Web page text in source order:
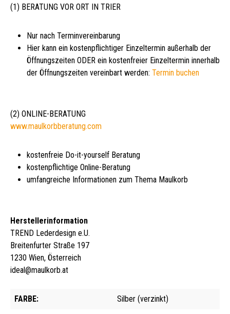
(1) BERATUNG VOR ORT IN TRIER
Nur nach Terminvereinbarung
Hier kann ein kostenpflichtiger Einzeltermin außerhalb der
Öffnungszeiten ODER ein kostenfreier Einzeltermin innerhalb
der Öffnungszeiten vereinbart werden: Termin buchen
(2) ONLINE-BERATUNG
www.maulkorbberatung.com
kostenfreie Do-it-yourself Beratung
kostenpflichtige Online-Beratung
umfangreiche Informationen zum Thema Maulkorb
Herstellerinformation
TREND Lederdesign e.U.
Breitenfurter Straße 197
1230 Wien, Österreich
ideal@maulkorb.at
FARBE: Silber (verzinkt)